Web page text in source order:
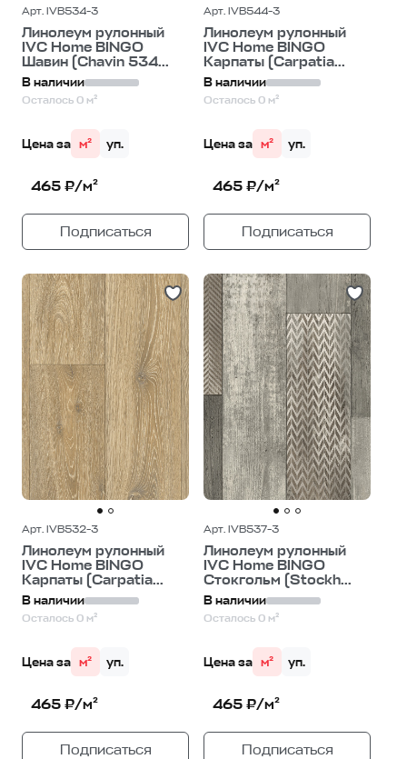
Арт. IVB534-3
Линолеум рулонный
IVC Home BINGO
Шавин (Chavin 534...
В наличии
Осталось 0 м²
Цена за м² уп.
465 ₽/м²
Подписаться
Арт. IVB544-3
Линолеум рулонный
IVC Home BINGO
Карпаты (Carpatia...
В наличии
Осталось 0 м²
Цена за м² уп.
465 ₽/м²
Подписаться
Арт. IVB532-3
Линолеум рулонный
IVC Home BINGO
Карпаты (Carpatia...
В наличии
Осталось 0 м²
Цена за м² уп.
465 ₽/м²
Подписаться
Арт. IVB537-3
Линолеум рулонный
IVC Home BINGO
Стокгольм (Stockh...
В наличии
Осталось 0 м²
Цена за м² уп.
465 ₽/м²
Подписаться